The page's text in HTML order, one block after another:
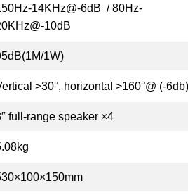
14KHz@-6dB / 80Hz-
10dB
1W)
>30°, horizontal >160°@ (-6db)
full-range speaker ×4